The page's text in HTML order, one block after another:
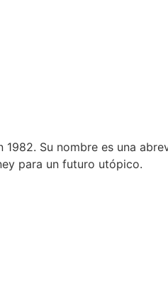
Su nombre es una
para un futuro utópico.